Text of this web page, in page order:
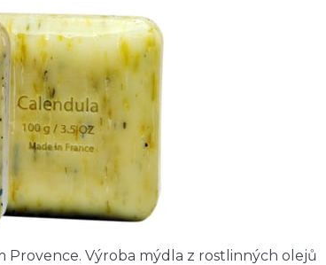
Provence. Výroba mýdla z rostlinných olejů